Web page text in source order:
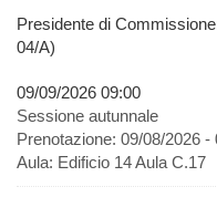
Presidente di
04/A)
09/09/2026 09:00
Sessione autunnale
Prenotazione: 09/08/2026 -
Aula: Edificio 14 Aula C.17